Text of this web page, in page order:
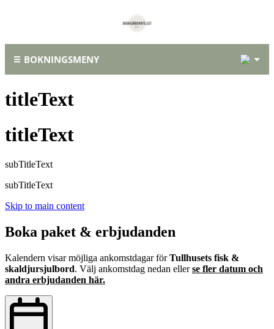
BOKNINGSMENY
titleText
titleText
subTitleText
subTitleText
Skip to main content
Boka paket & erbjudanden
Kalendern visar möjliga ankomstdagar förTullhusets fisk &
skaldjursjulbord. Välj ankomstdag nedan ellerse fler datum och
andra erbjudanden här.